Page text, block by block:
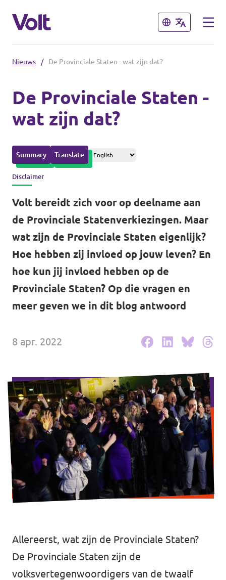
Sluiten
Volt Amsterdam
Volt Arnhem
Volt Delft
...alle Volt gemeenten
Afdelingen in de provincies
Volt Drenthe
Volt Fryslân
Volt Provincie Utrecht
...alle Volt provincies
Sluiten
Standpunten
Over Volt
Mensen
Nieuws
Agenda
Doneer
Werken bij Volt
Contact
Volt There - Buitenlandstichting Volt
Charge - Wetenschappelijk Platform Volt
Nieuws / De Provinciale Staten - wat zijn dat?
De Provinciale Staten -
wat zijn dat?
Summary Translate
Disclaimer
Volt bereidt zich voor op deelname aan
de Provinciale Statenverkiezingen. Maar
wat zijn de Provinciale Staten eigenlijk?
Hoe hebben zij invloed op jouw leven? En
hoe kun jij invloed hebben op de
Provinciale Staten? Op die vragen en
meer geven we in dit blog antwoord
8 apr. 2022
Allereerst, wat zijn de Provinciale Staten?
De Provinciale Staten zijn de
volksvertegenwoordigers van de twaalf